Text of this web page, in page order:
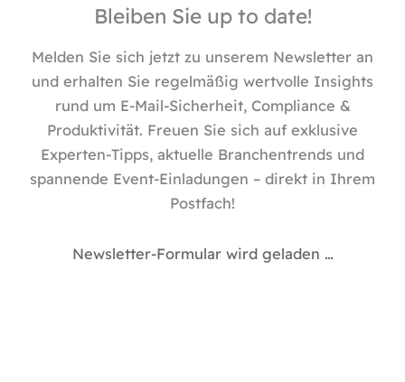
e
i
n
Bleiben Sie up to date!
Melden Sie sich jetzt zu unserem Newsletter an
und erhalten Sie regelmäßig wertvolle Insights
rund um E-Mail-Sicherheit, Compliance &
Produktivität. Freuen Sie sich auf exklusive
Experten-Tipps, aktuelle Branchentrends und
spannende Event-Einladungen – direkt in Ihrem
Postfach!
Newsletter-Formular wird geladen …